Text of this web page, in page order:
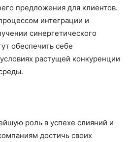
предложения для клиентов.
интеграции и
синергетического
обеспечить себе
растущей конкуренции
роль в успехе слияний и
достичь своих